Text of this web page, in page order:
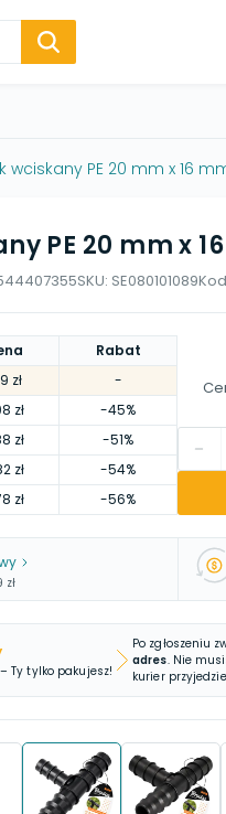
wciskany PE 20 mm x 16
PE 20 mm x
SKU: SE080101089
Rabat
zł
-
zł
-45%
zł
-51%
zł
-54%
zł -56%
zł
Ty tylko pakujesz!
Po zgłoszeniu
adres. Nie
kurier